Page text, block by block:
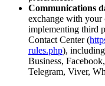
Communications
exchange with your
implementing third
Contact Center (
rules.php),
Business,
Telegram, Viver,